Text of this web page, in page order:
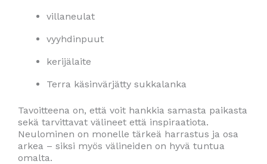
villaneulat
vyyhdinpuut
kerijälaite
Terra käsinvärjätty sukkalanka
Tavoitteena on, että voit hankkia samasta paikasta
sekä tarvittavat välineet että inspiraatiota.
Neulominen on monelle tärkeä harrastus ja osa
arkea – siksi myös välineiden on hyvä tuntua
omalta.